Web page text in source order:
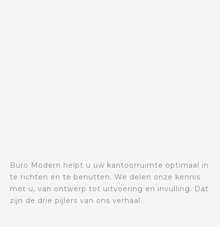
Buro Modern helpt u uw kantoorruimte optimaal in
te richten en te benutten. We delen onze kennis
met u, van ontwerp tot uitvoering en invulling. Dat
zijn de drie pijlers van ons verhaal.